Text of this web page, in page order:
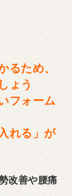
るため、
ょう
フォーム
れる」が
改善や腰痛